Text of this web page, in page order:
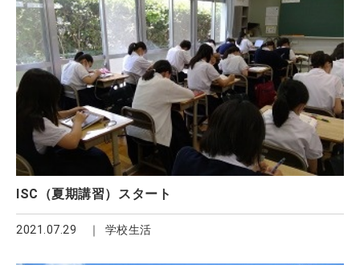
ISC（夏期講習）スタート
2021.07.29 学校生活